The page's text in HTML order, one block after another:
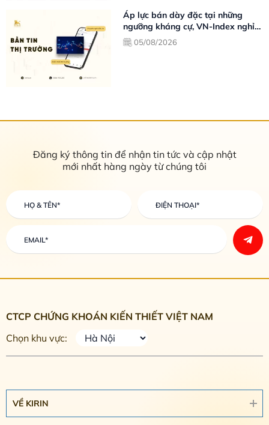
Áp lực bán dày đặc tại những
ngưỡng kháng cự, VN-Index nghỉ
chân sau nỗ lực phục hồi - Bản tin
thị trường ngày 05/08/2026
05/08/2026
Đăng ký thông tin để nhận tin tức và cập nhật
mới nhất hàng ngày từ chúng tôi
CTCP CHỨNG KHOÁN KIẾN THIẾT VIỆT NAM
Chọn khu vực:
VỀ KIRIN